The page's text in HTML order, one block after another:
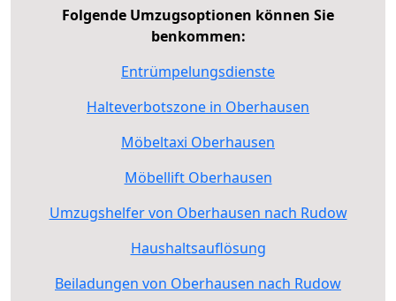
Folgende Umzugsoptionen können Sie
benkommen:
Entrümpelungsdienste
Halteverbotszone in Oberhausen
Möbeltaxi Oberhausen
Möbellift Oberhausen
Umzugshelfer von Oberhausen nach Rudow
Haushaltsauflösung
Beiladungen von Oberhausen nach Rudow